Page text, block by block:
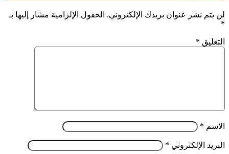
لن يتم نشر عنوان بريدك الإلكتروني. الحقول الإلزامية مشار إليها بـ
*
التعليق *
الاسم *
البريد الإلكتروني *